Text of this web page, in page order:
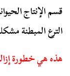
قسم الإنتاج
الترع المبطنة
هذه هي خطورة